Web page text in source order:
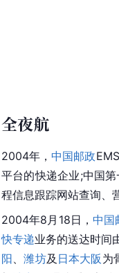
全夜航
2004年，中国邮政
平台的快递企业;中国
程信息跟踪网站查询、
2004年8月18日， 中国
快专递业务的送达时间
阳 、潍坊及 日本大阪 为